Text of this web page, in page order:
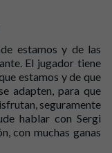
estamos y de las
El jugador tiene
estamos y de que
adapten, para que
seguramente
hablar con Sergi
con muchas ganas